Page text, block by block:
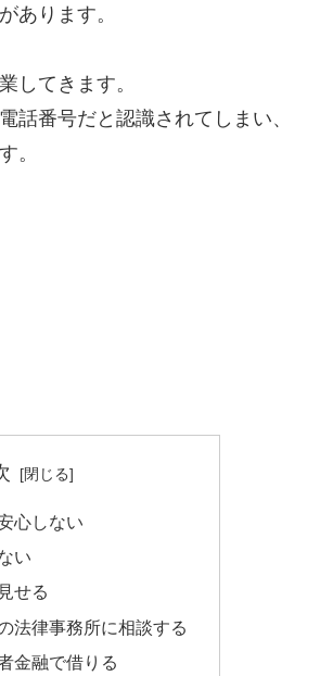
あります。
してきます。
話番号だと認識されてしまい、
。
心しない
い
せる
法律事務所に相談する
金融で借りる